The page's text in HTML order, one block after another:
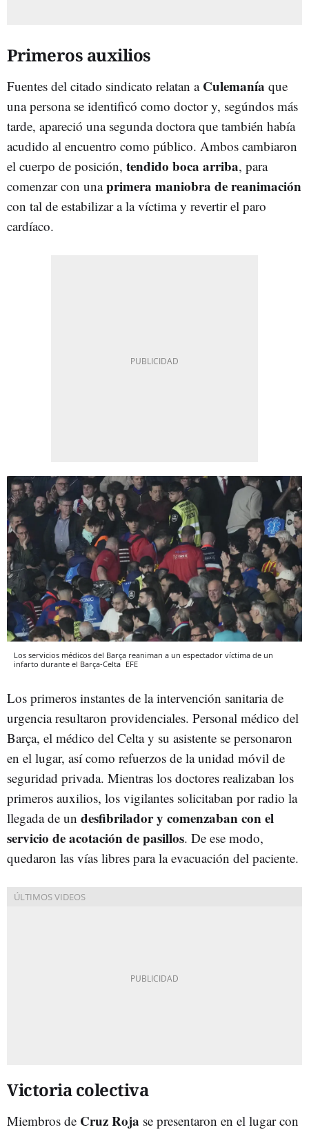
Primeros auxilios
Fuentes del citado sindicato relatan a Culemanía que
una persona se identificó como doctor y, segúndos más
tarde, apareció una segunda doctora que también había
acudido al encuentro como público. Ambos cambiaron
el cuerpo de posición, tendido boca arriba, para
comenzar con unaprimera maniobra de reanimación
con tal de estabilizar a la víctima y revertir el paro
cardíaco.
Los servicios médicos del Barça reaniman a un espectador víctima de un
infarto durante el Barça-Celta EFE
Los primeros instantes de la intervención sanitaria de
urgencia resultaron providenciales. Personal médico del
Barça, el médico del Celta y su asistente se personaron
en el lugar, así como refuerzos de la unidad móvil de
seguridad privada. Mientras los doctores realizaban los
primeros auxilios, los vigilantes solicitaban por radio la
llegada de un desfibriladory comenzaban con el
servicio de acotación de pasillos. De ese modo,
quedaron las vías libres para la evacuación del paciente.
Victoria colectiva
Miembros de Cruz Roja se presentaron en el lugar con